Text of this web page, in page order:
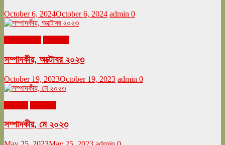
October 6, 2024October 6, 2024 admin 0
সম্পাদকীয়, অক্টোবর ২০২৩
October 19, 2023October 19, 2023 admin 0
সম্পাদকীয়, মে ২০২৩